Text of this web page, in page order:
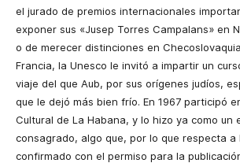
el jurado de premios internacionales
exponer sus «Jusep Torres Campalans» en
o de merecer distinciones en
Francia, la Unesco le invitó a impartir un
viaje del que Aub, por sus orígenes judíos,
que le dejó más bien frío. En 1967 participó
Cultural de La Habana, y lo hizo ya como un
consagrado, algo que, por lo que respecta a
confirmado con el permiso para la